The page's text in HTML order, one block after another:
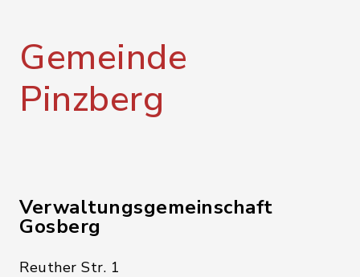
Gemeinde
Pinzberg
Verwaltungsgemeinschaft
Gosberg
Reuther Str. 1